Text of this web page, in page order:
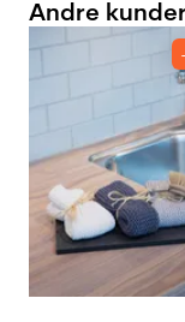
Andre